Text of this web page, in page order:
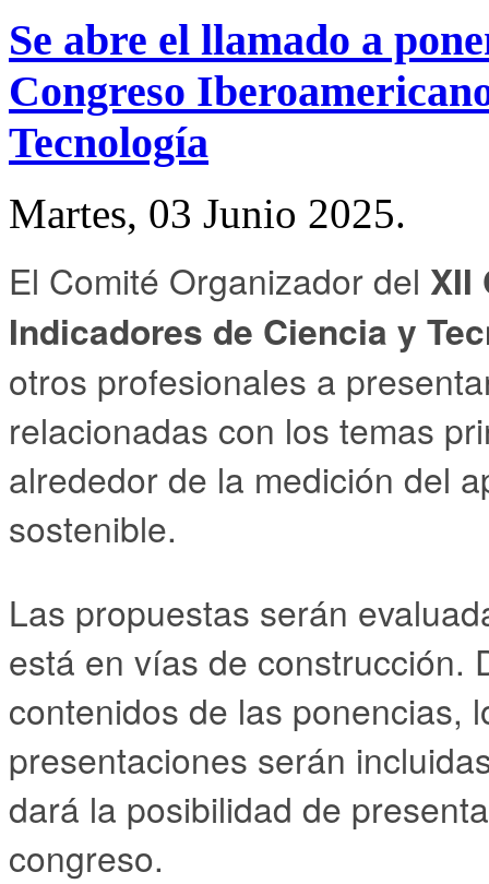
Se abre el llamado a
Congreso
Tecnología
Martes, 03 Junio 2025.
El Comité Organizador del XII
Indicadores de Ciencia y
otros profesionales a
relacionadas con los temas
alrededor de la medición del
sostenible.
Las propuestas serán
está en vías de construcción.
contenidos de las ponencias,
presentaciones serán
dará la posibilidad de
congreso.